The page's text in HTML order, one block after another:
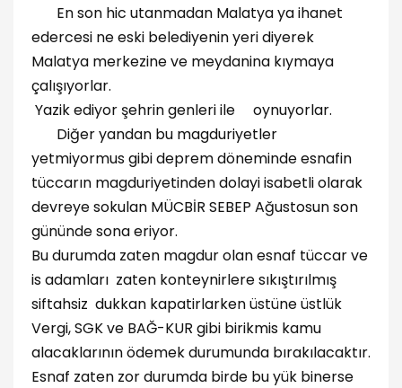
En son hic utanmadan Malatya ya ihanet
edercesi ne eski belediyenin yeri diyerek
Malatya merkezine ve meydanina kıymaya
çalışıyorlar.
Yazik ediyor şehrin genleri ile oynuyorlar.
Diğer yandan bu magduriyetler
yetmiyormus gibi deprem döneminde esnafin
tüccarın magduriyetinden dolayi isabetli olarak
devreye sokulan MÜCBİR SEBEP Ağustosun son
gününde sona eriyor.
Bu durumda zaten magdur olan esnaf tüccar ve
is adamları zaten konteynirlere sıkıştırılmış
siftahsiz dukkan kapatirlarken üstüne üstlük
Vergi, SGK ve BAĞ-KUR gibi birikmis kamu
alacaklarının ödemek durumunda bırakılacaktır.
Esnaf zaten zor durumda birde bu yük binerse